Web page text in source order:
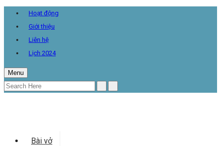
Hoạt động
Giới thiệu
Liên hệ
Lịch 2024
Menu
Bài vở